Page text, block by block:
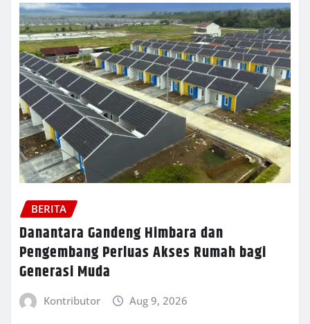
BERITA
Danantara Gandeng Himbara dan
Pengembang Perluas Akses Rumah bagi
Generasi Muda
Kontributor Aug 9, 2026